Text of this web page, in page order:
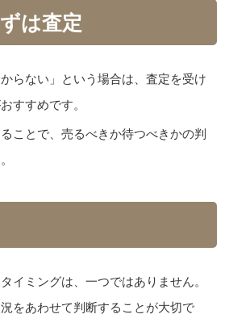
は査定
らない」という場合は、査定を受け
すすめです。
ことで、売るべきか待つべきかの判
イミングは、一つではありません。
をあわせて判断することが大切で